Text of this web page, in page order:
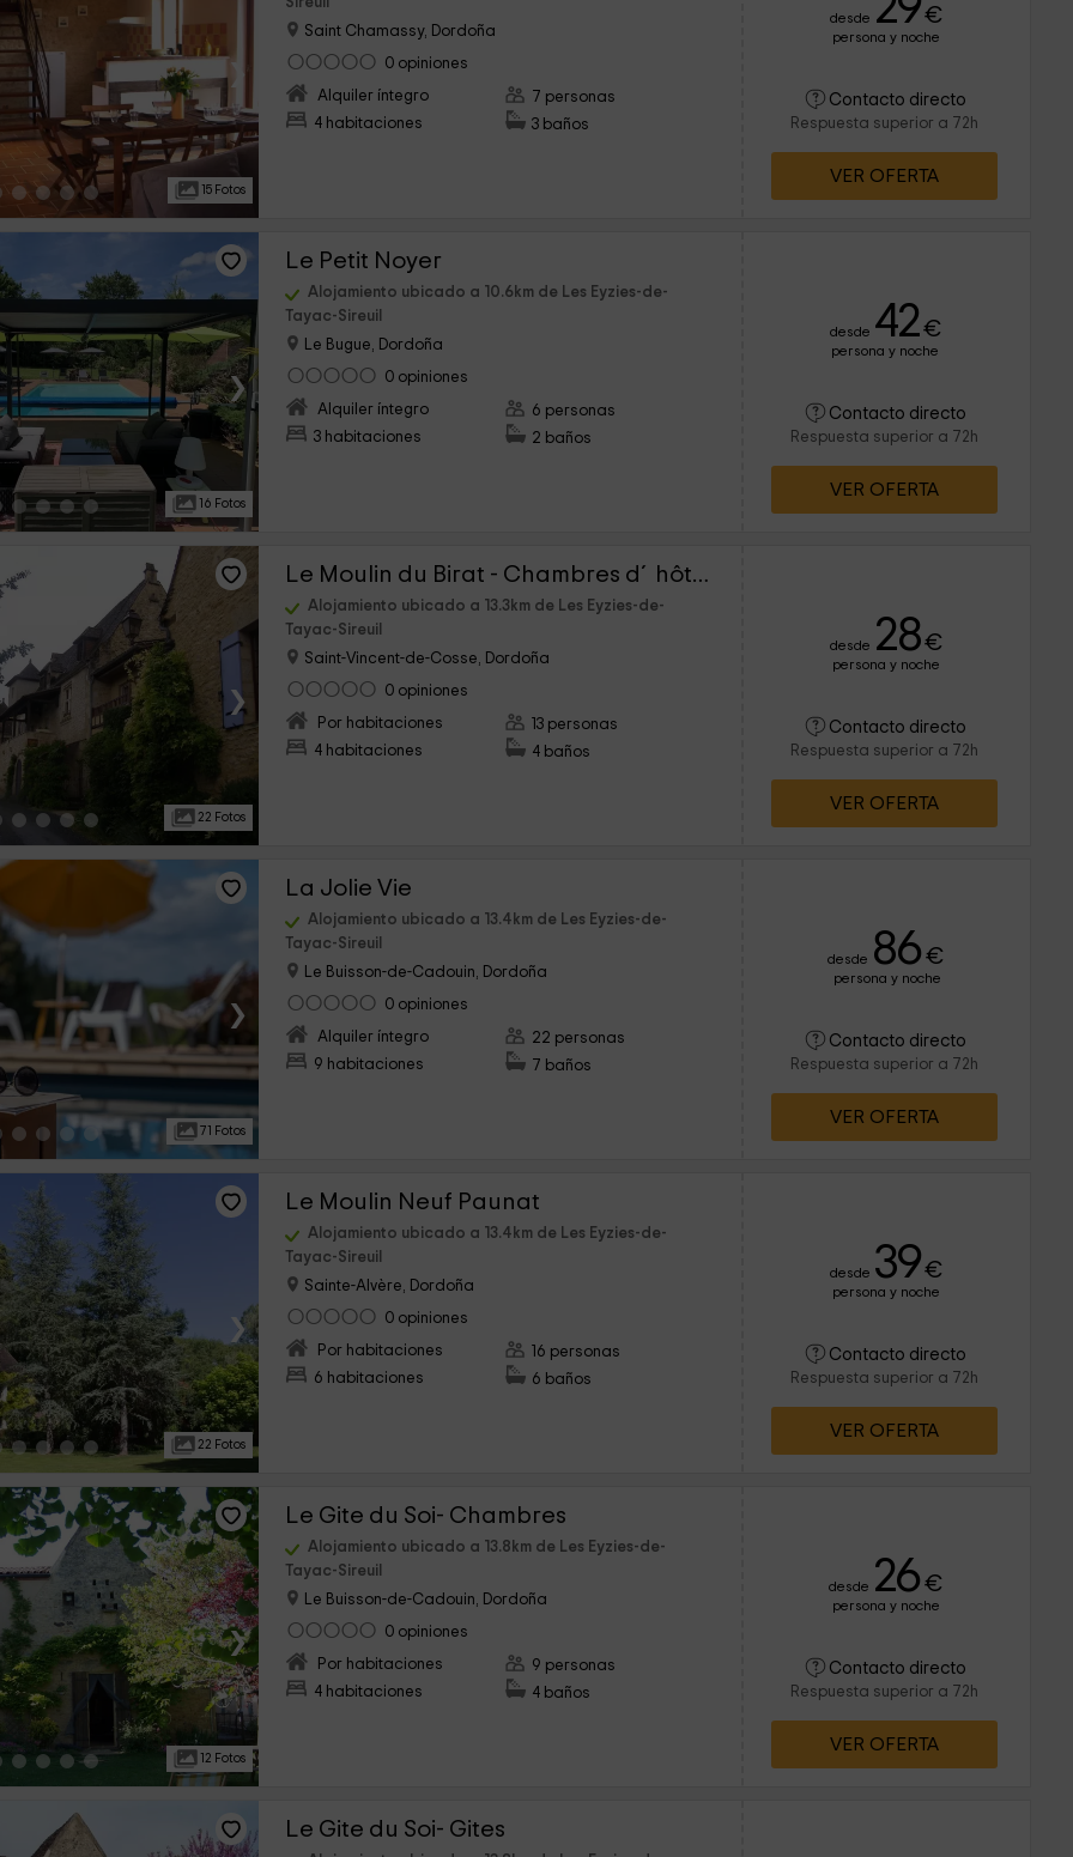
›
15 Fotos
Saint Chamassy, Dordoña
0 opiniones
Alquiler íntegro
4 habitaciones
7 personas
3 baños
desde €
persona y noche
Contacto directo
Respuesta superior a 72h
VER OFERTA
›
16 Fotos
Le Petit Noyer
Alojamiento ubicado a 10.6km de Les Eyzies-de-
Tayac-Sireuil
Le Bugue, Dordoña
0 opiniones
Alquiler íntegro
3 habitaciones
6 personas
2 baños
desde 42€
persona y noche
Contacto directo
Respuesta superior a 72h
VER OFERTA
›
22 Fotos
Le Moulin du Birat - Chambres d´hôtes
Alojamiento ubicado a 13.3km de Les Eyzies-de-
Tayac-Sireuil
Saint-Vincent-de-Cosse, Dordoña
0 opiniones
Por habitaciones
4 habitaciones
13 personas
4 baños
desde 28€
persona y noche
Contacto directo
Respuesta superior a 72h
VER OFERTA
›
71 Fotos
La Jolie Vie
Alojamiento ubicado a 13.4km de Les Eyzies-de-
Tayac-Sireuil
Le Buisson-de-Cadouin, Dordoña
0 opiniones
Alquiler íntegro
9 habitaciones
22 personas
7 baños
desde 86 €
persona y noche
Contacto directo
Respuesta superior a 72h
VER OFERTA
›
22 Fotos
Le Moulin Neuf Paunat
Alojamiento ubicado a 13.4km de Les Eyzies-de-
Tayac-Sireuil
Sainte-Alvère, Dordoña
0 opiniones
Por habitaciones
6 habitaciones
16 personas
6 baños
desde 39€
persona y noche
Contacto directo
Respuesta superior a 72h
VER OFERTA
›
12 Fotos
Le Gite du Soi- Chambres
Alojamiento ubicado a 13.8km de Les Eyzies-de-
Tayac-Sireuil
Le Buisson-de-Cadouin, Dordoña
0 opiniones
Por habitaciones
4 habitaciones
9 personas
4 baños
desde 26 €
persona y noche
Contacto directo
Respuesta superior a 72h
VER OFERTA
Le Gite du Soi- Gites